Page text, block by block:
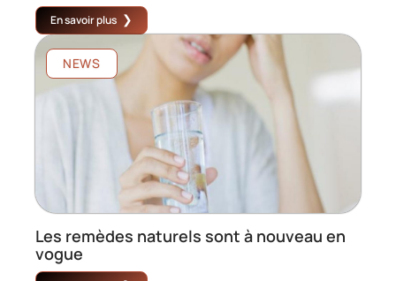
En savoir plus
NEWS
Les remèdes naturels sont à nouveau en
vogue